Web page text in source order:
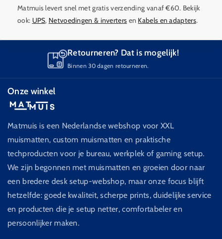
Matmuis levert snel met gratis verzending vanaf €60. Bekijk
ook: UPS, Netvoedingen & inverters en Kabels en adapters.
Retourneren? Dat is mogelijk!
Binnen 30 dagen retourneren.
Onze winkel
Matmuis is een Nederlandse webshop voor XXL
muismatten, custom muismatten en praktische
techproducten voor je bureau, werkplek of gaming setup.
We zijn begonnen met muismatten en groeien door naar
een bredere desk setup-webshop, maar onze focus blijft
hetzelfde: goede kwaliteit, scherpe prints, duidelijke service
en producten die je setup netter, comfortabeler en
persoonlijker maken.